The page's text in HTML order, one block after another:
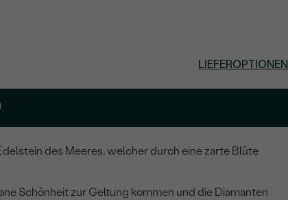
LIEFEROPTIONEN
.
des Meeres, welcher durch eine zarte Blüte
Schönheit zur Geltung kommen und die Diamanten